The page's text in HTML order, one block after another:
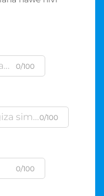
0/100
0/100
0/100